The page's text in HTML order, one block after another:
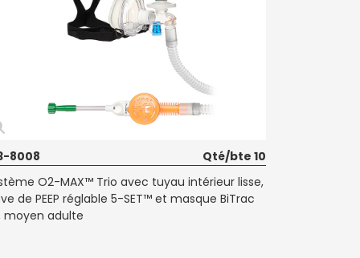
8008
Qté/bte 10
O2-MAX™ Trio avec tuyau intérieur lisse,
de PEEP réglable 5-SET™ et masque BiTrac
moyen adulte